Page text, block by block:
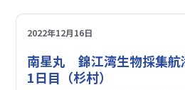
2022年12月16日
南星丸 錦江湾生物採集航
1日目（杉村）